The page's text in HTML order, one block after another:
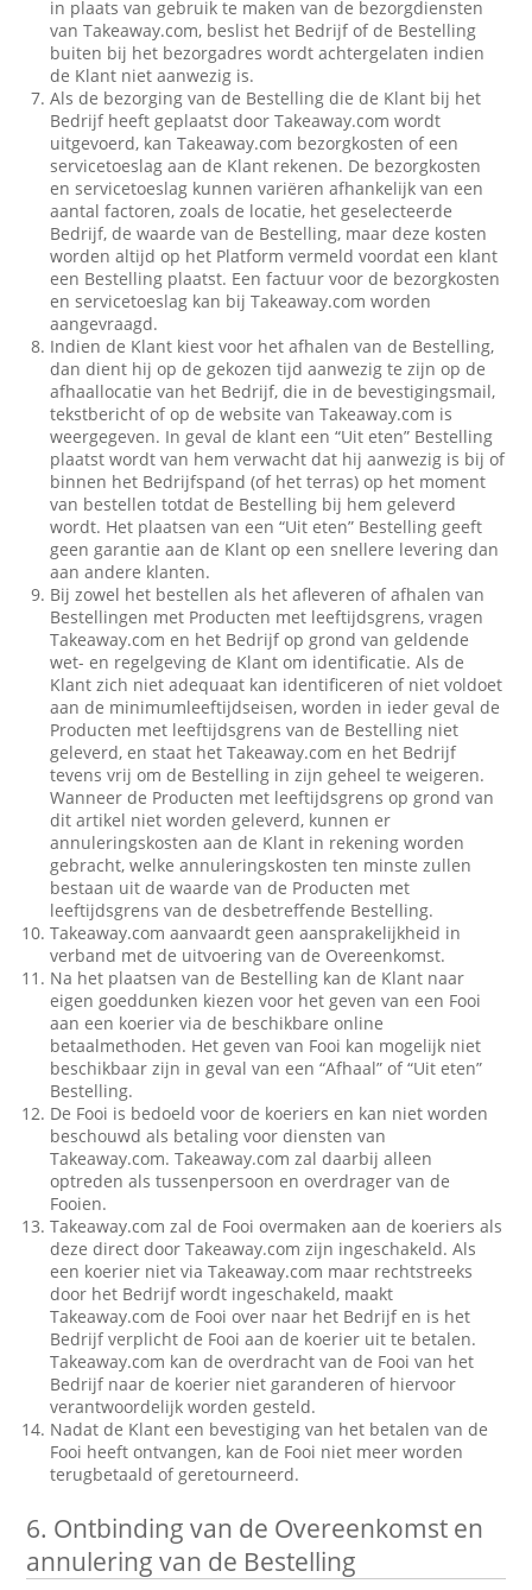
in plaats van gebruik te maken van de bezorgdiensten
van Takeaway.com, beslist het Bedrijf of de Bestelling
buiten bij het bezorgadres wordt achtergelaten indien
de Klant niet aanwezig is.
Als de bezorging van de Bestelling die de Klant bij het
Bedrijf heeft geplaatst door Takeaway.com wordt
uitgevoerd, kan Takeaway.com bezorgkosten of een
servicetoeslag aan de Klant rekenen. De bezorgkosten
en servicetoeslag kunnen variëren afhankelijk van een
aantal factoren, zoals de locatie, het geselecteerde
Bedrijf, de waarde van de Bestelling, maar deze kosten
worden altijd op het Platform vermeld voordat een klant
een Bestelling plaatst. Een factuur voor de bezorgkosten
en servicetoeslag kan bij Takeaway.com worden
aangevraagd.
Indien de Klant kiest voor het afhalen van de Bestelling,
dan dient hij op de gekozen tijd aanwezig te zijn op de
afhaallocatie van het Bedrijf, die in de bevestigingsmail,
tekstbericht of op de website van Takeaway.com is
weergegeven. In geval de klant een “Uit eten” Bestelling
plaatst wordt van hem verwacht dat hij aanwezig is bij of
binnen het Bedrijfspand (of het terras) op het moment
van bestellen totdat de Bestelling bij hem geleverd
wordt. Het plaatsen van een “Uit eten” Bestelling geeft
geen garantie aan de Klant op een snellere levering dan
aan andere klanten.
Bij zowel het bestellen als het afleveren of afhalen van
Bestellingen met Producten met leeftijdsgrens, vragen
Takeaway.com en het Bedrijf op grond van geldende
wet- en regelgeving de Klant om identificatie. Als de
Klant zich niet adequaat kan identificeren of niet voldoet
aan de minimumleeftijdseisen, worden in ieder geval de
Producten met leeftijdsgrens van de Bestelling niet
geleverd, en staat het Takeaway.com en het Bedrijf
tevens vrij om de Bestelling in zijn geheel te weigeren.
Wanneer de Producten met leeftijdsgrens op grond van
dit artikel niet worden geleverd, kunnen er
annuleringskosten aan de Klant in rekening worden
gebracht, welke annuleringskosten ten minste zullen
bestaan uit de waarde van de Producten met
leeftijdsgrens van de desbetreffende Bestelling.
Takeaway.com aanvaardt geen aansprakelijkheid in
verband met de uitvoering van de Overeenkomst.
Na het plaatsen van de Bestelling kan de Klant naar
eigen goeddunken kiezen voor het geven van een Fooi
aan een koerier via de beschikbare online
betaalmethoden. Het geven van Fooi kan mogelijk niet
beschikbaar zijn in geval van een “Afhaal” of “Uit eten”
Bestelling.
De Fooi is bedoeld voor de koeriers en kan niet worden
beschouwd als betaling voor diensten van
Takeaway.com. Takeaway.com zal daarbij alleen
optreden als tussenpersoon en overdrager van de
Fooien.
Takeaway.com zal de Fooi overmaken aan de koeriers als
deze direct door Takeaway.com zijn ingeschakeld. Als
een koerier niet via Takeaway.com maar rechtstreeks
door het Bedrijf wordt ingeschakeld, maakt
Takeaway.com de Fooi over naar het Bedrijf en is het
Bedrijf verplicht de Fooi aan de koerier uit te betalen.
Takeaway.com kan de overdracht van de Fooi van het
Bedrijf naar de koerier niet garanderen of hiervoor
verantwoordelijk worden gesteld.
Nadat de Klant een bevestiging van het betalen van de
Fooi heeft ontvangen, kan de Fooi niet meer worden
terugbetaald of geretourneerd.
6. Ontbinding van de Overeenkomst en
annulering van de Bestelling